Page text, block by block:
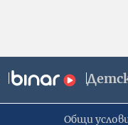
Общи